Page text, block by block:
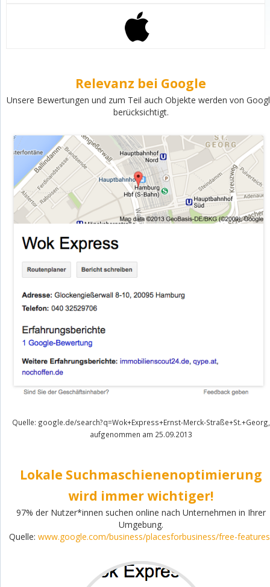
Relevanz bei Google
Unsere Bewertungen und zum Teil auch Objekte werden von
berücksichtigt.
Quelle: google.de/search?q=Wok+Express+Ernst-Merck-Straße+St.+Georg,
aufgenommen am 25.09.2013
Lokale Suchmaschienenoptimierung
wird immer wichtiger!
97% der Nutzer*innen suchen online nach Unternehmen in Ihrer
Umgebung.
Quelle: www.google.com/business/placesforbusiness/free-